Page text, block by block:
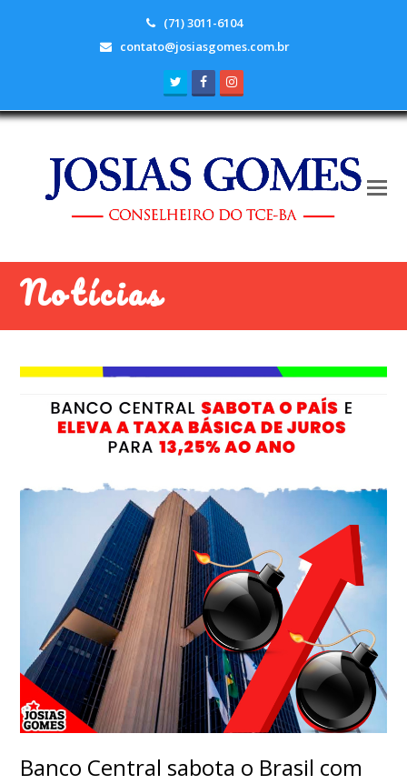
(71) 3011-6104
contato@josiasgomes.com.br
TwitterFacebook
Notícias
Banco Central sabota o Brasil com